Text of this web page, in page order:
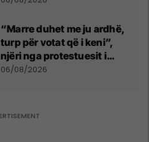
“Marre duhet me ju ardhë,
turp për votat që i keni”,
njëri nga protestuesit i
drejtohet Bedri Hamzës
06/08/2026